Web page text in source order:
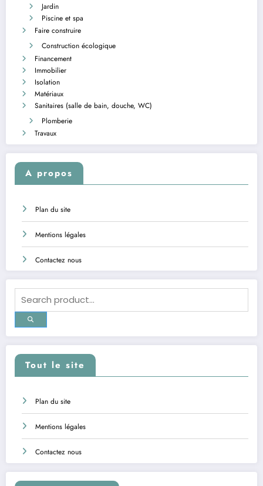
Jardin
Piscine et spa
Faire construire
Construction écologique
Financement
Immobilier
Isolation
Matériaux
Sanitaires (salle de bain, douche, WC)
Plomberie
Travaux
A propos
Plan du site
Mentions légales
Contactez nous
Tout le site
Plan du site
Mentions légales
Contactez nous